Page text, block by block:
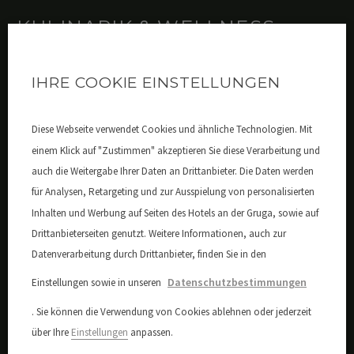
KULINARIK & WELLNESS
>> Der Grugapark
>> Das Grugabad
>> Die Gruga Therme
>> Die Rüttenscheider Straße
GESUNDHEITSSTANDORT
>> Das Universitätsklinikum
IHRE COOKIE EINSTELLUNGEN
Diese Webseite verwendet Cookies und ähnliche Technologien. Mit
einem Klick auf "Zustimmen" akzeptieren Sie diese Verarbeitung und
auch die Weitergabe Ihrer Daten an Drittanbieter. Die Daten werden
für Analysen, Retargeting und zur Ausspielung von personalisierten
Inhalten und Werbung auf Seiten des Hotels an der Gruga, sowie auf
Drittanbieterseiten genutzt. Weitere Informationen, auch zur
Datenverarbeitung durch Drittanbieter, finden Sie in den
Einstellungen sowie in unseren Datenschutzbestimmungen
. Sie können die Verwendung von Cookies ablehnen oder jederzeit
über Ihre Einstellungen anpassen.